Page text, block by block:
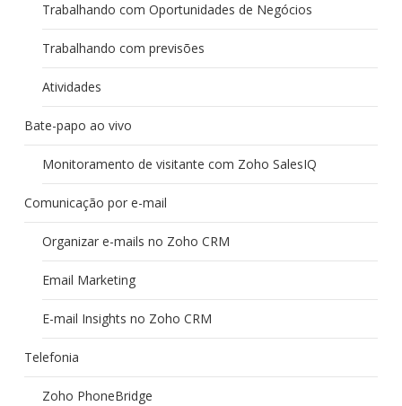
Trabalhando com Oportunidades de Negócios
Trabalhando com previsões
Atividades
Bate-papo ao vivo
Monitoramento de visitante com Zoho SalesIQ
Comunicação por e-mail
Organizar e-mails no Zoho CRM
Email Marketing
E-mail Insights no Zoho CRM
Telefonia
Zoho PhoneBridge